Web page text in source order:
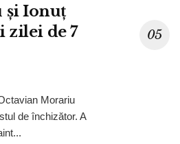
și Ionuț
zilei de 7
Morariu
de închizător. A